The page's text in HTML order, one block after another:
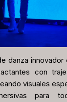
danza innovador
con
visuales
para